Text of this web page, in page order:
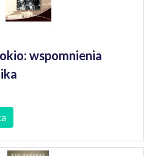
wspomnienia